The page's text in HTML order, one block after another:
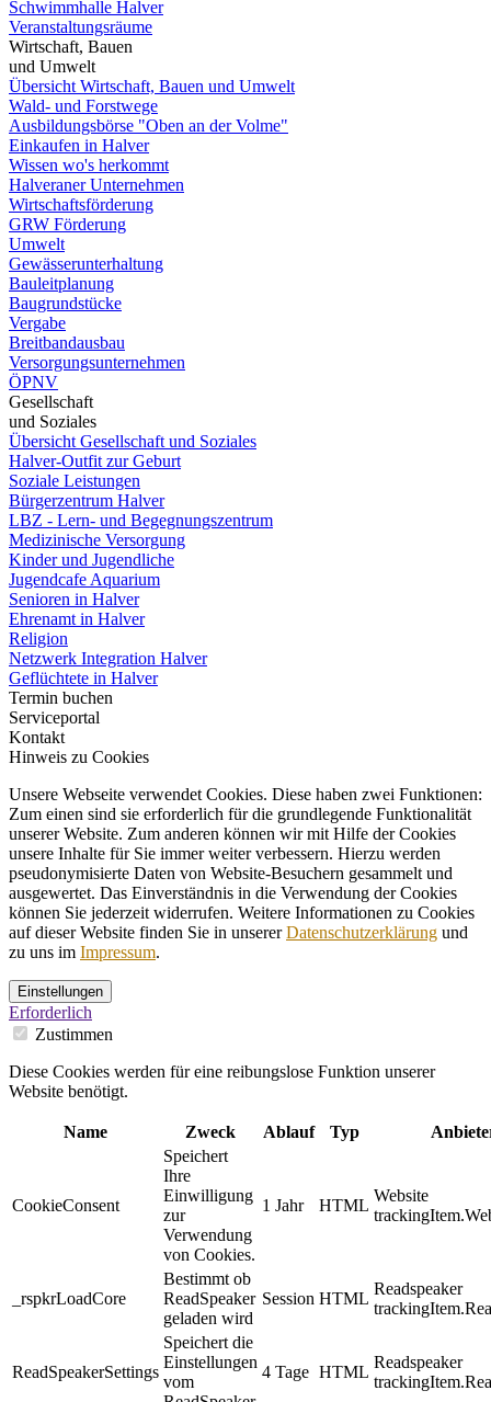
Schwimmhalle Halver
Veranstaltungsräume
Wirtschaft, Bauen
und Umwelt
Übersicht Wirtschaft, Bauen und Umwelt
Wald- und Forstwege
Ausbildungsbörse "Oben an der Volme"
Einkaufen in Halver
Wissen wo's herkommt
Halveraner Unternehmen
Wirtschaftsförderung
GRW Förderung
Umwelt
Gewässerunterhaltung
Bauleitplanung
Baugrundstücke
Vergabe
Breitbandausbau
Versorgungsunternehmen
ÖPNV
Gesellschaft
und Soziales
Übersicht Gesellschaft und Soziales
Halver-Outfit zur Geburt
Soziale Leistungen
Bürgerzentrum Halver
LBZ - Lern- und Begegnungszentrum
Medizinische Versorgung
Kinder und Jugendliche
Jugendcafe Aquarium
Senioren in Halver
Ehrenamt in Halver
Religion
Netzwerk Integration Halver
Geflüchtete in Halver
Termin buchen
Serviceportal
Kontakt
Hinweis zu Cookies
Unsere Webseite verwendet Cookies. Diese haben zwei Funktionen:
Zum einen sind sie erforderlich für die grundlegende Funktionalität
unserer Website. Zum anderen können wir mit Hilfe der Cookies
unsere Inhalte für Sie immer weiter verbessern. Hierzu werden
pseudonymisierte Daten von Website-Besuchern gesammelt und
ausgewertet. Das Einverständnis in die Verwendung der Cookies
können Sie jederzeit widerrufen. Weitere Informationen zu Cookies
auf dieser Website finden Sie in unsererDatenschutzerklärung und
zu uns im Impressum.
Einstellungen
Erforderlich
Zustimmen
Diese Cookies werden für eine reibungslose Funktion unserer
Website benötigt.
Name Zweck Ablauf Typ
CookieConsent
Speichert
Ihre
Einwilligung
zur
Verwendung
von Cookies.
1 Jahr HTML
Website
_rspkrLoadCore
Bestimmt ob
ReadSpeaker
geladen wird
Session HTML
Readspeaker
ReadSpeakerSettings
Speichert die
Einstellungen
vom
4 Tage HTML
Readspeaker